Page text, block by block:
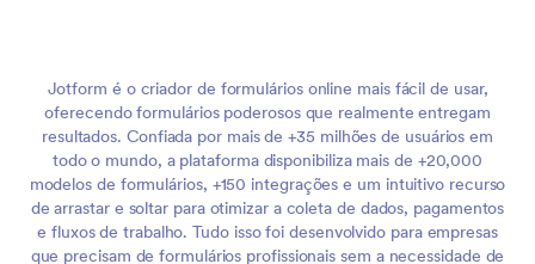
Jotform é o criador de formulários online mais fácil de usar,
oferecendo formulários poderosos que realmente entregam
resultados. Confiada por mais de +35 milhões de usuários em
todo o mundo, a plataforma disponibiliza mais de +20,000
modelos de formulários, +150 integrações e um intuitivo recurso
de arrastar e soltar para otimizar a coleta de dados, pagamentos
e fluxos de trabalho. Tudo isso foi desenvolvido para empresas
que precisam de formulários profissionais sem a necessidade de